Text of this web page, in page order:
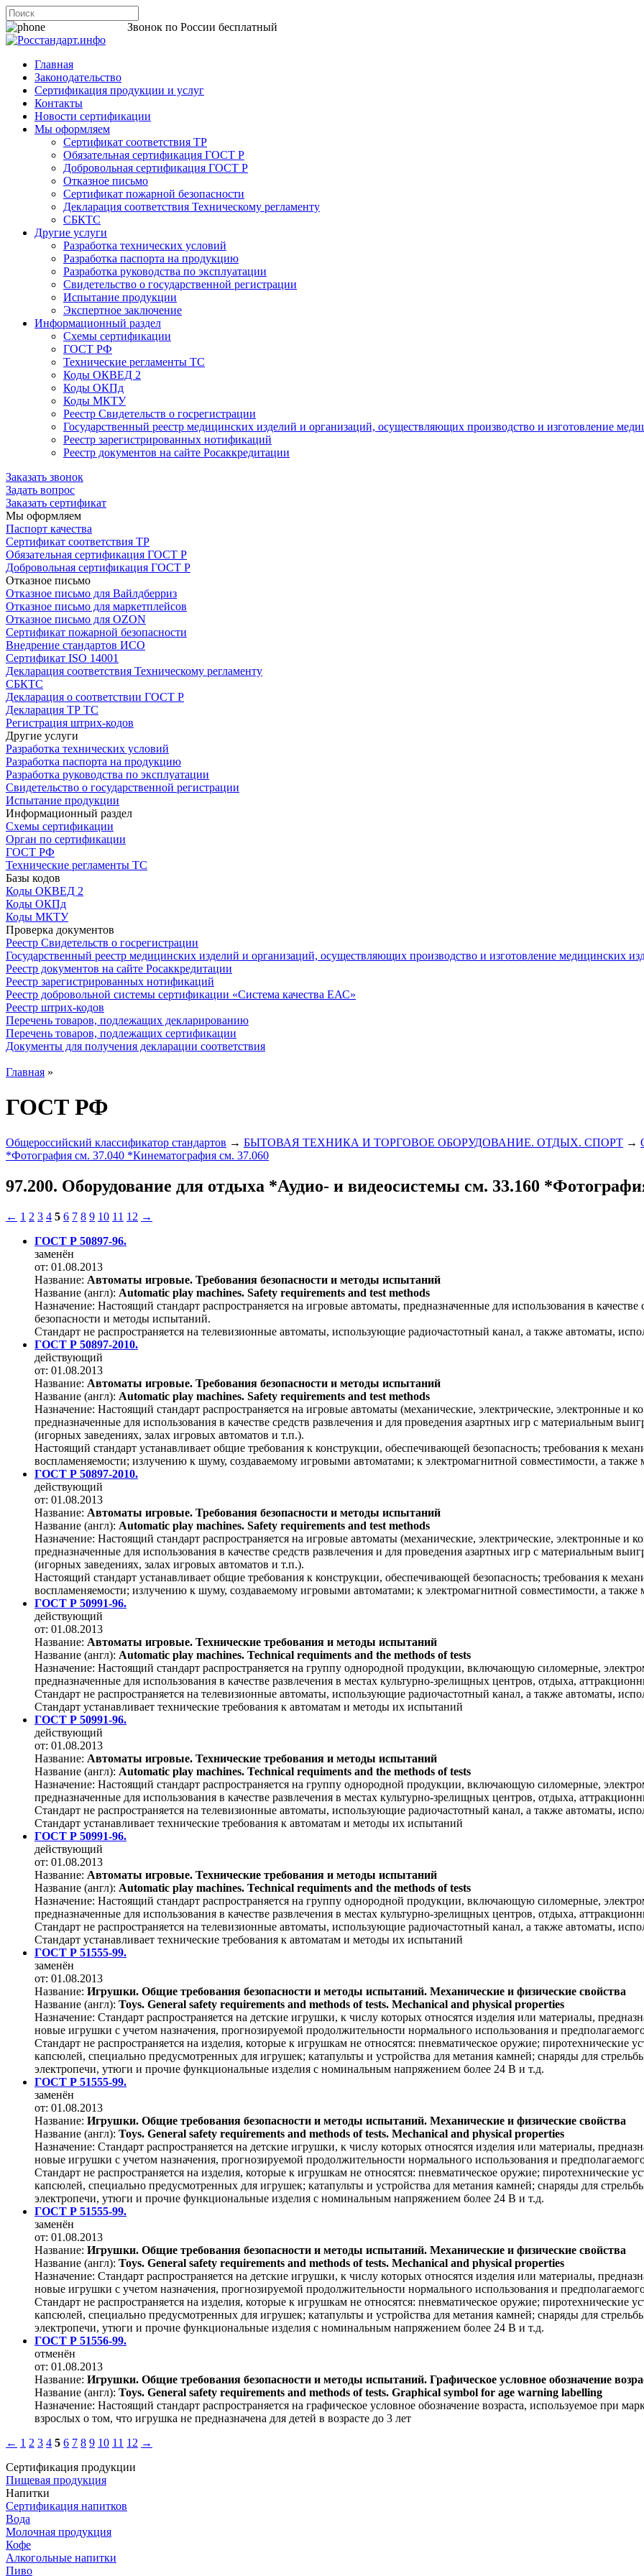
Звонок по России бесплатный
Главная
Законодательство
Сертификация продукции и услуг
Контакты
Новости сертификации
Мы оформляем
Сертификат соответствия ТР
Обязательная сертификация ГОСТ Р
Добровольная сертификация ГОСТ Р
Отказное письмо
Сертификат пожарной безопасности
Декларация соответствия Техническому регламенту
СБКТС
Другие услуги
Разработка технических условий
Разработка паспорта на продукцию
Разработка руководства по эксплуатации
Свидетельство о государственной регистрации
Испытание продукции
Экспертное заключение
Информационный раздел
Схемы сертификации
ГОСТ РФ
Технические регламенты ТС
Коды ОКВЕД 2
Коды ОКПд
Коды МКТУ
Реестр Свидетельств о госрегистрации
Государственный реестр медицинских изделий и организаций, осуществляющих производство и изготовление
Реестр зарегистрированных нотификаций
Реестр документов на сайте Росаккредитации
Заказать звонок
Задать вопрос
Заказать сертификат
Мы оформляем
Паспорт качества
Сертификат соответствия ТР
Обязательная сертификация ГОСТ Р
Добровольная сертификация ГОСТ Р
Отказное письмо
Отказное письмо для Вайлдберриз
Отказное письмо для маркетплейсов
Отказное письмо для OZON
Сертификат пожарной безопасности
Внедрение стандартов ИСО
Сертификат ISO 14001
Декларация соответствия Техническому регламенту
СБКТС
Декларация о соответствии ГОСТ Р
Декларация ТР ТС
Регистрация штрих-кодов
Другие услуги
Разработка технических условий
Разработка паспорта на продукцию
Разработка руководства по эксплуатации
Свидетельство о государственной регистрации
Испытание продукции
Информационный раздел
Схемы сертификации
Орган по сертификации
ГОСТ РФ
Технические регламенты ТС
Базы кодов
Коды ОКВЕД 2
Коды ОКПд
Коды МКТУ
Проверка документов
Реестр Свидетельств о госрегистрации
Государственный реестр медицинских изделий и организаций, осуществляющих производство и изготовление медицинских
Реестр документов на сайте Росаккредитации
Реестр зарегистрированных нотификаций
Реестр добровольной системы сертификации «Система качества ЕАС»
Реестр штрих-кодов
Перечень товаров, подлежащих декларированию
Перечень товаров, подлежащих сертификации
Документы для получения декларации соответствия
Главная »
ГОСТ РФ
Общероссийский классификатор стандартов → БЫТОВАЯ ТЕХНИКА И ТОРГОВОЕ ОБОРУДОВАНИЕ. ОТДЫХ. СПОРТ →
*Фотография см. 37.040 *Кинематография см. 37.060
97.200. Оборудование для отдыха *Аудио- и видеосистемы см. 33.160
← 1 2 3 4 5 6 7 8 9 10 11 12 →
ГОСТ Р 50897-96.
заменён
от: 01.08.2013
Название: Автоматы игровые. Требования безопасности и методы испытаний
Название (англ): Automatic play machines. Safety requirements and test methods
Назначение: Настоящий стандарт распространяется на игровые автоматы, предназначенные для использования в
безопасности и методы испытаний.
Стандарт не распространяется на телевизионные автоматы, использующие радиочастотный канал, а также автоматы,
ГОСТ Р 50897-2010.
действующий
от: 01.08.2013
Название: Автоматы игровые. Требования безопасности и методы испытаний
Название (англ): Automatic play machines. Safety requirements and test methods
Назначение: Настоящий стандарт распространяется на игровые автоматы (механические, электрические, электронные
предназначенные для использования в качестве средств развлечения и для проведения азартных игр с материальным
(игорных заведениях, залах игровых автоматов и т.п.).
Настоящий стандарт устанавливает общие требования к конструкции, обеспечивающей безопасность; требования к
воспламеняемости; излучению к шуму, создаваемому игровыми автоматами; к электромагнитной совместимости, а
ГОСТ Р 50897-2010.
действующий
от: 01.08.2013
Название: Автоматы игровые. Требования безопасности и методы испытаний
Название (англ): Automatic play machines. Safety requirements and test methods
Назначение: Настоящий стандарт распространяется на игровые автоматы (механические, электрические, электронные
предназначенные для использования в качестве средств развлечения и для проведения азартных игр с материальным
(игорных заведениях, залах игровых автоматов и т.п.).
Настоящий стандарт устанавливает общие требования к конструкции, обеспечивающей безопасность; требования к
воспламеняемости; излучению к шуму, создаваемому игровыми автоматами; к электромагнитной совместимости, а
ГОСТ Р 50991-96.
действующий
от: 01.08.2013
Название: Автоматы игровые. Технические требования и методы испытаний
Название (англ): Automatic play machines. Technical requiments and the methods of tests
Назначение: Настоящий стандарт распространяется на группу однородной продукции, включающую силомерные,
предназначенные для использования в качестве развлечения в местах культурно-зрелищных центров, отдыха,
Стандарт не распространяется на телевизионные автоматы, использующие радиочастотный канал, а также автоматы,
Стандарт устанавливает технические требования к автоматам и методы их испытаний
ГОСТ Р 50991-96.
действующий
от: 01.08.2013
Название: Автоматы игровые. Технические требования и методы испытаний
Название (англ): Automatic play machines. Technical requiments and the methods of tests
Назначение: Настоящий стандарт распространяется на группу однородной продукции, включающую силомерные,
предназначенные для использования в качестве развлечения в местах культурно-зрелищных центров, отдыха,
Стандарт не распространяется на телевизионные автоматы, использующие радиочастотный канал, а также автоматы,
Стандарт устанавливает технические требования к автоматам и методы их испытаний
ГОСТ Р 50991-96.
действующий
от: 01.08.2013
Название: Автоматы игровые. Технические требования и методы испытаний
Название (англ): Automatic play machines. Technical requiments and the methods of tests
Назначение: Настоящий стандарт распространяется на группу однородной продукции, включающую силомерные,
предназначенные для использования в качестве развлечения в местах культурно-зрелищных центров, отдыха,
Стандарт не распространяется на телевизионные автоматы, использующие радиочастотный канал, а также автоматы,
Стандарт устанавливает технические требования к автоматам и методы их испытаний
ГОСТ Р 51555-99.
заменён
от: 01.08.2013
Название: Игрушки. Общие требования безопасности и методы испытаний. Механические и физические свойства
Название (англ): Toys. General safety requirements and methods of tests. Mechanical and physical properties
Назначение: Стандарт распространяется на детские игрушки, к числу которых относятся изделия или материалы,
новые игрушки с учетом назначения, прогнозируемой продолжительности нормального использования и
Стандарт не распространяется на изделия, которые к игрушкам не относятся: пневматическое оружие; пиротехнические
капсюлей, специально предусмотренных для игрушек; катапульты и устройства для метания камней; снаряды для
электропечи, утюги и прочие функциональные изделия с номинальным напряжением более 24 В и т.д.
ГОСТ Р 51555-99.
заменён
от: 01.08.2013
Название: Игрушки. Общие требования безопасности и методы испытаний. Механические и физические свойства
Название (англ): Toys. General safety requirements and methods of tests. Mechanical and physical properties
Назначение: Стандарт распространяется на детские игрушки, к числу которых относятся изделия или материалы,
новые игрушки с учетом назначения, прогнозируемой продолжительности нормального использования и
Стандарт не распространяется на изделия, которые к игрушкам не относятся: пневматическое оружие; пиротехнические
капсюлей, специально предусмотренных для игрушек; катапульты и устройства для метания камней; снаряды для
электропечи, утюги и прочие функциональные изделия с номинальным напряжением более 24 В и т.д.
ГОСТ Р 51555-99.
заменён
от: 01.08.2013
Название: Игрушки. Общие требования безопасности и методы испытаний. Механические и физические свойства
Название (англ): Toys. General safety requirements and methods of tests. Mechanical and physical properties
Назначение: Стандарт распространяется на детские игрушки, к числу которых относятся изделия или материалы,
новые игрушки с учетом назначения, прогнозируемой продолжительности нормального использования и
Стандарт не распространяется на изделия, которые к игрушкам не относятся: пневматическое оружие; пиротехнические
капсюлей, специально предусмотренных для игрушек; катапульты и устройства для метания камней; снаряды для
электропечи, утюги и прочие функциональные изделия с номинальным напряжением более 24 В и т.д.
ГОСТ Р 51556-99.
отменён
от: 01.08.2013
Название: Игрушки. Общие требования безопасности и методы испытаний. Графическое условное обозначение
Название (англ): Toys. General safety requirements and methods of tests. Graphical symbol for age warning labelling
Назначение: Настоящий стандарт распространяется на графическое условное обозначение возраста, используемое при
взрослых о том, что игрушка не предназначена для детей в возрасте до 3 лет
← 1 2 3 4 5 6 7 8 9 10 11 12 →
Сертификация продукции
Пищевая продукция
Напитки
Сертификация напитков
Вода
Молочная продукция
Кофе
Алкогольные напитки
Пиво